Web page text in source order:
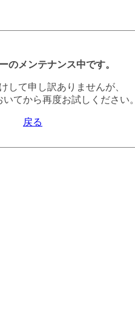
のメンテナンス中です。
して申し訳ありませんが、
てから再度お試しください。
戻る